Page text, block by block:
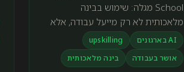
School מגלה: שימוש בבינה
מלאכותית לא רק מייעל עבודה, אלא
גם מגביר את תחושת האושר, מפחית
חרדה ומשפר את חוויית העובדים. גלו
כיצד AI משפיע על רווחת העובדים
AI בארגונים
upskilling
אושר בעבודה
בינה מלאכותית